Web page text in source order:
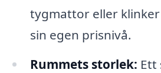
tygmattor eller
sin egen prisnivå.
Rummets storlek: Ett